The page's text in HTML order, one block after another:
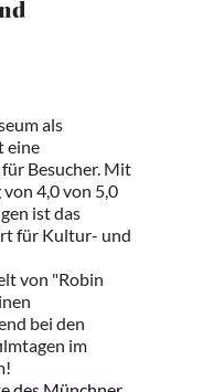
als
eine
Besucher. Mit
4,0 von 5,0
ist das
für Kultur- und
von "Robin
bei den
im